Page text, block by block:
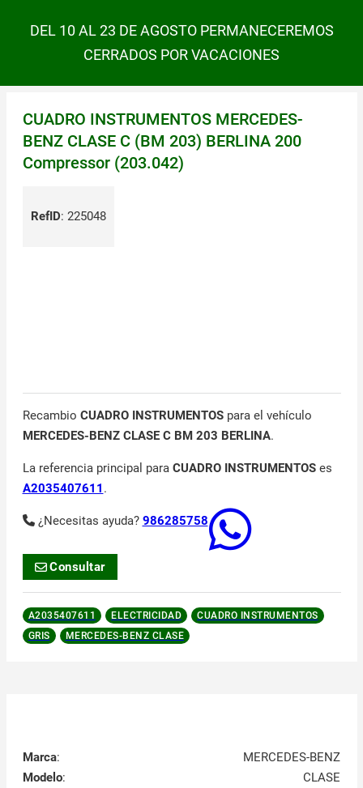
DEL 10 AL 23 DE AGOSTO PERMANECEREMOS
CERRADOS POR VACACIONES
CUADRO INSTRUMENTOS MERCEDES-
BENZ CLASE C (BM 203) BERLINA 200
Compressor (203.042)
RefID: 225048
Recambio CUADRO INSTRUMENTOSpara el vehículo
MERCEDES-BENZ CLASE C BM 203 BERLINA.
La referencia principal para CUADRO INSTRUMENTOSes
A2035407611 .
¿Necesitas ayuda? 986285758
Consultar
A2035407611 ELECTRICIDAD
CUADRO INSTRUMENTOS
GRIS
MERCEDES-BENZ CLASE
Marca:
MERCEDES-BENZ
Modelo:
CLASE